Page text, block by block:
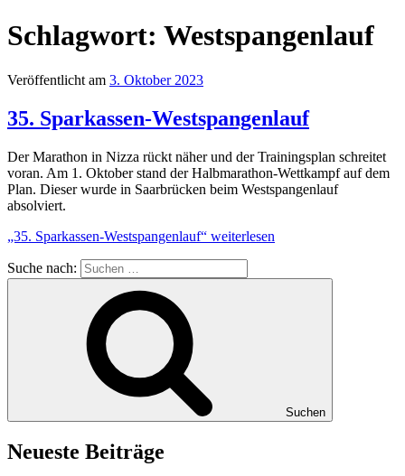
Schlagwort: Westspangenlauf
Veröffentlicht am 3. Oktober 2023
35. Sparkassen-Westspangenlauf
Der Marathon in Nizza rückt näher und der Trainingsplan schreitet
voran. Am 1. Oktober stand der Halbmarathon-Wettkampf auf dem
Plan. Dieser wurde in Saarbrücken beim Westspangenlauf
absolviert.
„35. Sparkassen-Westspangenlauf“ weiterlesen
Suche nach:
Suchen
Neueste Beiträge